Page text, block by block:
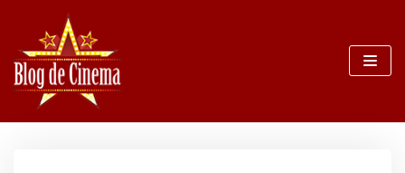
Sari
la
conținut